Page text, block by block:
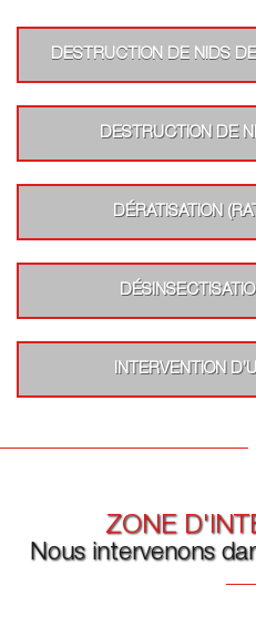
DESTRUCTION DE NIDS
DESTRUCTION DE
DÉRATISATION
INTERVENTION
ZONE
Nous intervenons